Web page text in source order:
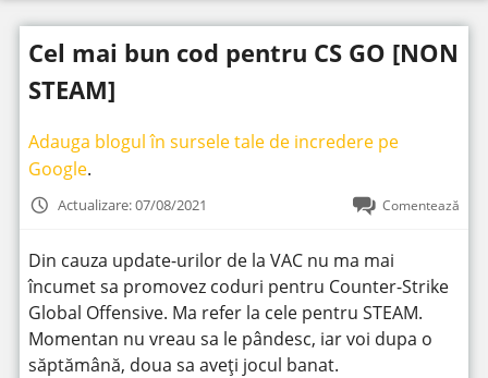
t
u
î
n
i
t
Cel mai bun cod pentru CS GO [NON
STEAM]
Adauga blogul în sursele tale de incredere pe
Google.
Actualizare: 07/08/2021 Comentează
Din cauza update-urilor de la VAC nu ma mai
încumet sa promovez coduri pentru Counter-Strike
Global Offensive. Ma refer la cele pentru STEAM.
Momentan nu vreau sa le pândesc, iar voi dupa o
săptămână, doua sa aveți jocul banat.